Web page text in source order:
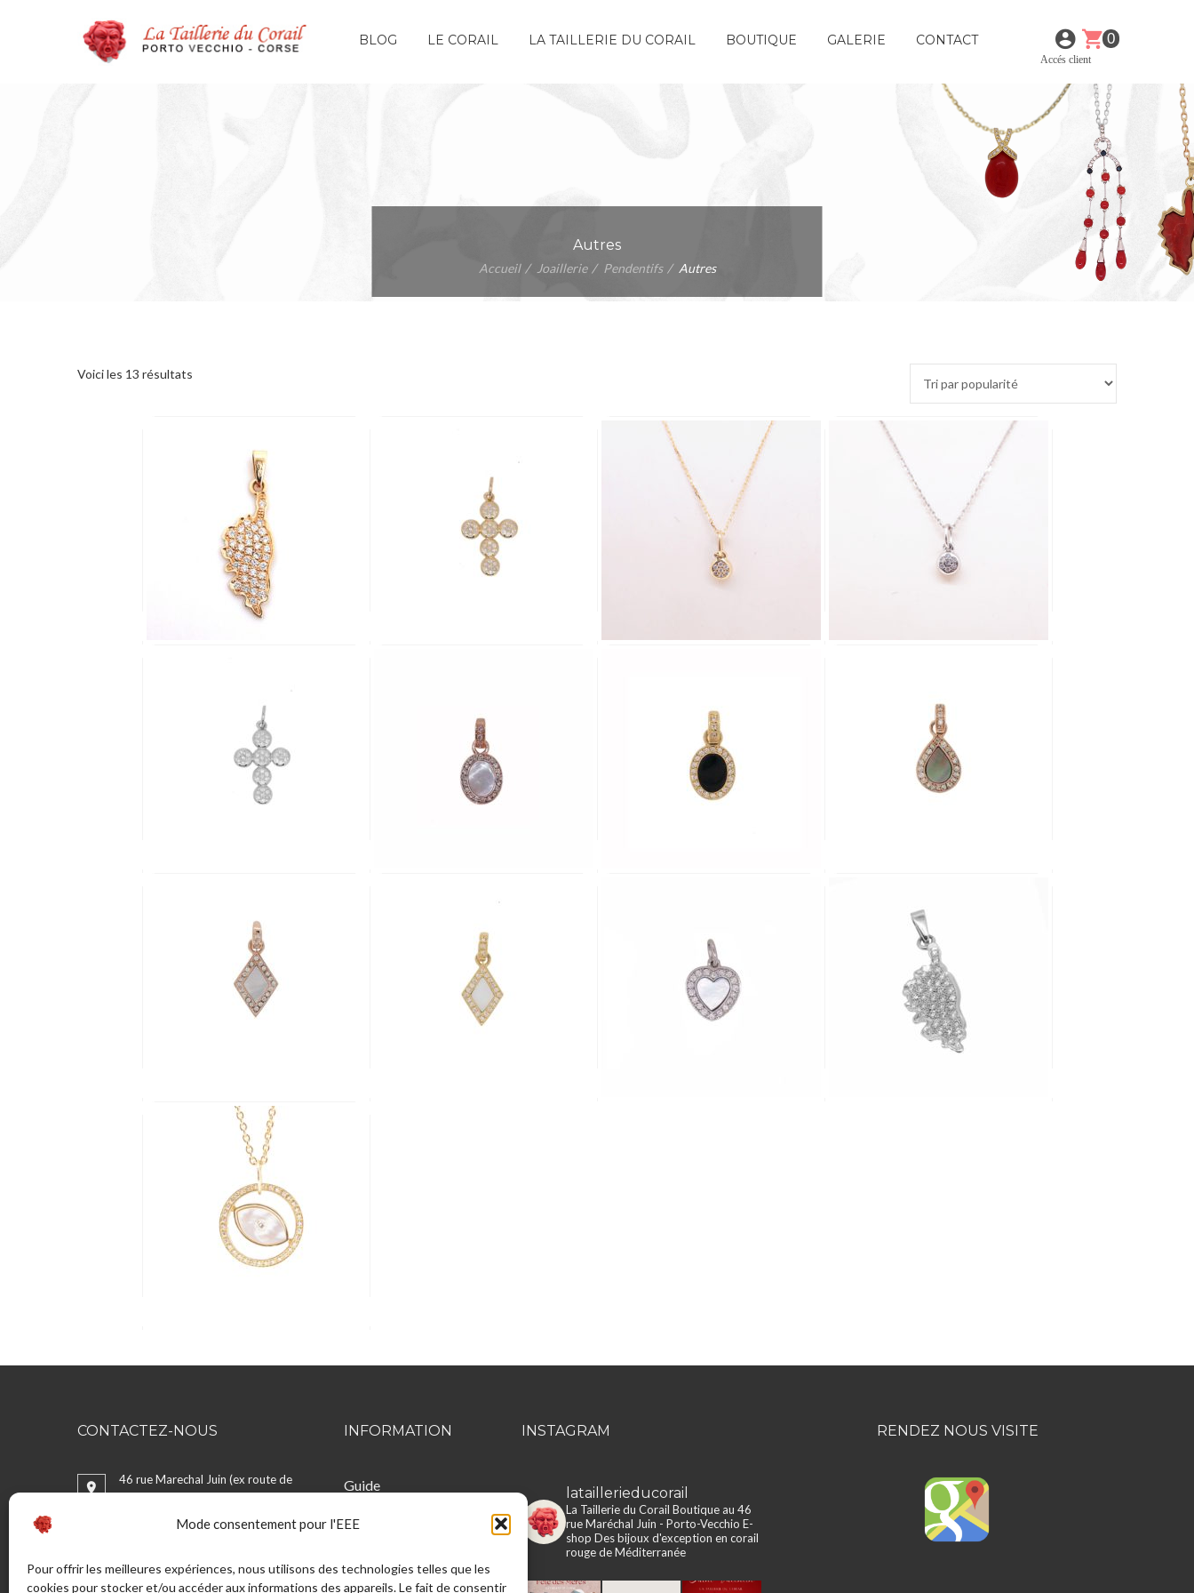
Mode consentement pour l'EEE
Pour offrir les meilleures expériences, nous utilisons des technologies telles que les
cookies pour stocker et/ou accéder aux informations des appareils. Le fait de consentir
BLOG LE CORAIL LA TAILLERIE DU CORAIL BOUTIQUE GALERIE CONTACT 0
Accés client
Autres
Accueil Joaillerie Pendentifs Autres
Voici les 13 résultats
CONTACTEZ-NOUS
46 rue Marechal Juin (ex route de
PORTO VECCHIO - France
LA TAILLERIE SAS - 46 Rue Maréchal
INFORMATION
Guide
Bijouterie en ligne
Mentions légales
INSTAGRAM
lataillerieducorail
La Taillerie du Corail Boutique au 46
rue Maréchal Juin - Porto-Vecchio E-
shop Des bijoux d'exception en corail
rouge de Méditerranée
RENDEZ NOUS VISITE